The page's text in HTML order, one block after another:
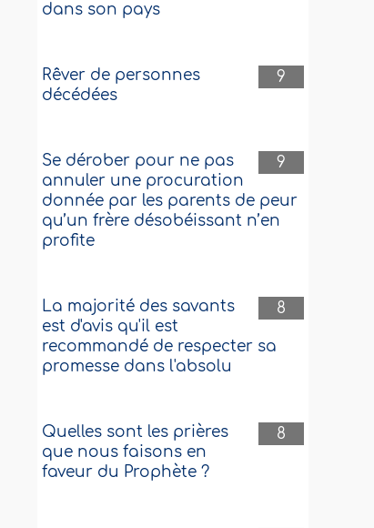
dans son pays
9
Rêver de personnes
décédées
9
Se dérober pour ne pas
annuler une procuration
donnée par les parents de peur
qu’un frère désobéissant n’en
profite
8
La majorité des savants
est d'avis qu'il est
recommandé de respecter sa
promesse dans l'absolu
8
Quelles sont les prières
que nous faisons en
faveur du Prophète ?